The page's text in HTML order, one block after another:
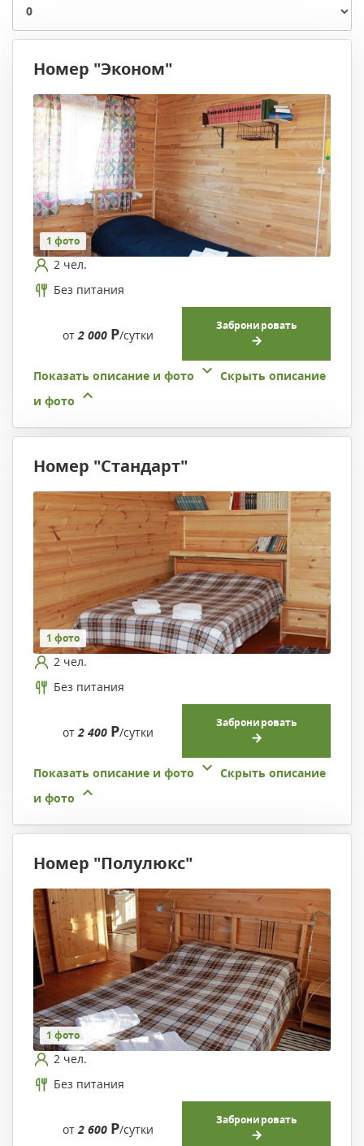
Номер "Эконом"
1 фото
2 чел.
Без питания
от 2 000 Р/сутки
Забронировать
Показать описание и фото
Скрыть описание
и фото
Номер "Стандарт"
1 фото
2 чел.
Без питания
от 2 400 Р/сутки
Забронировать
Показать описание и фото
Скрыть описание
и фото
Номер "Полулюкс"
1 фото
2 чел.
Без питания
от 2 600 Р/сутки
Забронировать